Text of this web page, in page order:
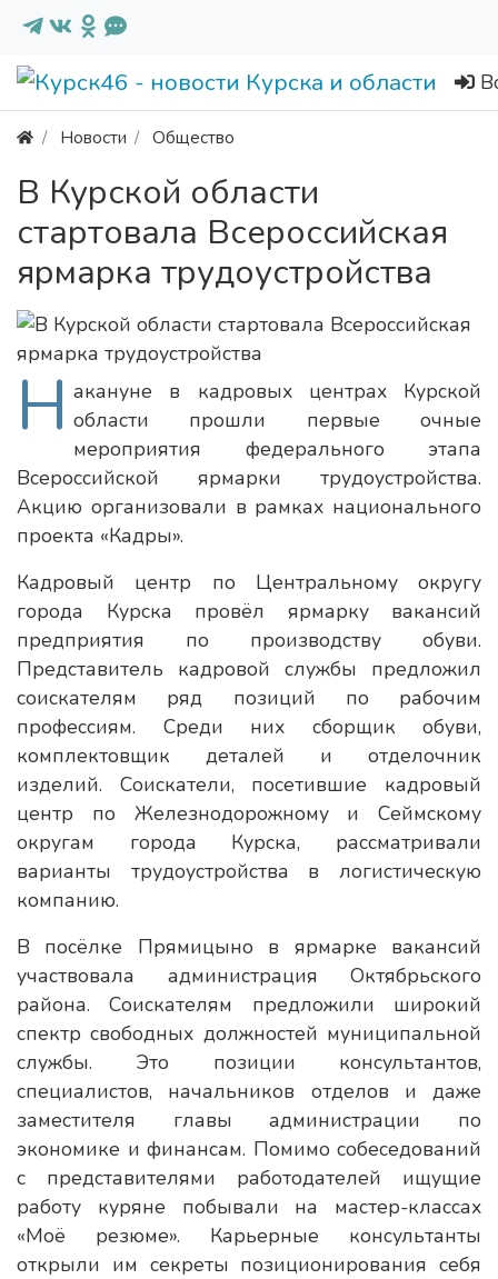
Новости Общество
В Курской области
стартовала Всероссийская
ярмарка трудоустройства
Н акануне в кадровых центрах Курской
области прошли первые очные
мероприятия федерального этапа
Всероссийской ярмарки трудоустройства.
Акцию организовали в рамках национального
проекта «Кадры».
Кадровый центр по Центральному округу
города Курска провёл ярмарку вакансий
предприятия по производству обуви.
Представитель кадровой службы предложил
соискателям ряд позиций по рабочим
профессиям. Среди них сборщик обуви,
комплектовщик деталей и отделочник
изделий. Соискатели, посетившие кадровый
центр по Железнодорожному и Сеймскому
округам города Курска, рассматривали
варианты трудоустройства в логистическую
компанию.
В посёлке Прямицыно в ярмарке вакансий
участвовала администрация Октябрьского
района. Соискателям предложили широкий
спектр свободных должностей муниципальной
службы. Это позиции консультантов,
специалистов, начальников отделов и даже
заместителя главы администрации по
экономике и финансам. Помимо собеседований
с представителями работодателей ищущие
работу куряне побывали на мастер-классах
«Моё резюме». Карьерные консультанты
открыли им секреты позиционирования себя